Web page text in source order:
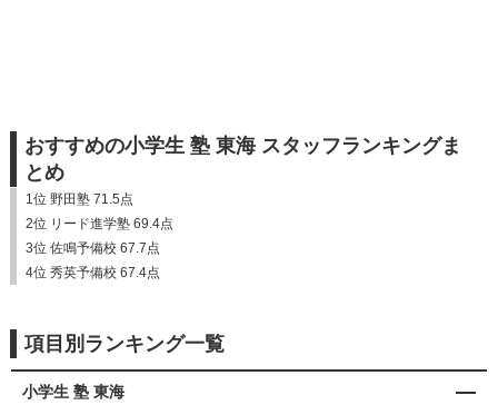
おすすめの小学生 塾 東海 スタッフランキングま
とめ
1位 野田塾 71.5点
2位 リード進学塾 69.4点
3位 佐鳴予備校 67.7点
4位 秀英予備校 67.4点
項目別ランキング一覧
小学生 塾 東海